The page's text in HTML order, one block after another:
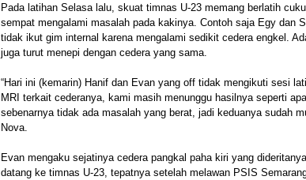
Pada latihan Selasa lalu, skuat timnas U-23 memang berlatih
sempat mengalami masalah pada kakinya. Contoh saja Egy dan
tidak ikut gim internal karena mengalami sedikit cedera engkel.
juga turut menepi dengan cedera yang sama.
“Hari ini (kemarin) Hanif dan Evan yang off tidak mengikuti sesi
MRI terkait cederanya, kami masih menunggu hasilnya seperti
sebenarnya tidak ada masalah yang berat, jadi keduanya sudah
Nova.
Evan mengaku sejatinya cedera pangkal paha kiri yang
datang ke timnas U-23, tepatnya setelah melawan PSIS